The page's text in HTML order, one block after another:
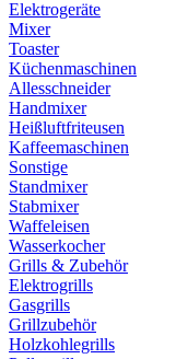
Elektrogeräte
Mixer
Toaster
Küchenmaschinen
Allesschneider
Handmixer
Heißluftfriteusen
Kaffeemaschinen
Sonstige
Standmixer
Stabmixer
Waffeleisen
Wasserkocher
Grills & Zubehör
Elektrogrills
Gasgrills
Grillzubehör
Holzkohlegrills